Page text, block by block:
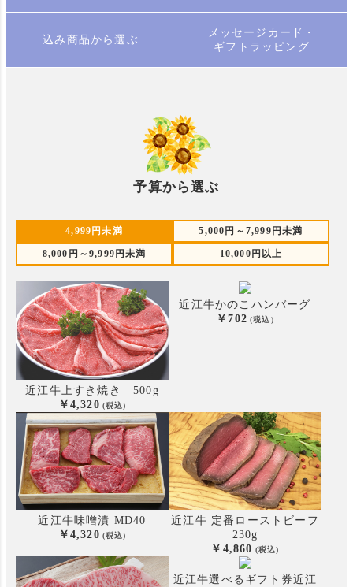
込み商品から選ぶ
メッセージカード・
ギフトラッピング
予算から選ぶ
4,999円未満 5,000円～7,999円未満
8,000円～9,999円未満 10,000円以上
近江牛上すき焼き 500g
4,320
近江牛かのこハンバーグ
702
近江牛味噌漬 MD40
4,320
近江牛 定番ローストビーフ
230g
4,860
近江牛選べるギフト券近江